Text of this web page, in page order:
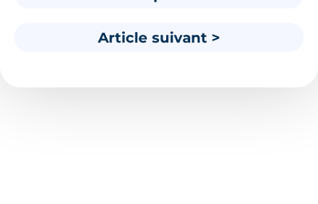
Article suivant >